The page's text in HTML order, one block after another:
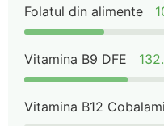
Folatul din alimente
Vitamina B9 DFE
Vitamina B12